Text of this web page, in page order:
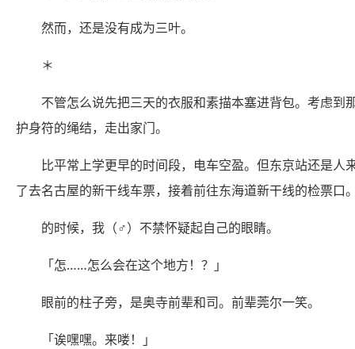
然而，还是没有成为三叶。
＊
不管怎么说先把三天的衣服和素描本塞进背包。考虑
护身符的绳结，走出家门。
比平常上学更早的时间段，电车空盈。但东京站还是
了去名古屋的新干线车票，接着前往东海道新干线的检票口
的时候，我（♂）不禁怀疑起自己的眼睛。
「怎……怎么会在这个地方！？」
眼前的柱子旁，是奥寺前辈和司。前辈莞尔一笑。
「诶嘿嘿。来喽！」